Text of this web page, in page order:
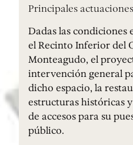
Principales
Dadas las condiciones
el Recinto Inferior del
Monteagudo, el
intervención general
dicho espacio, la
estructuras históricas
de accesos para su
público.